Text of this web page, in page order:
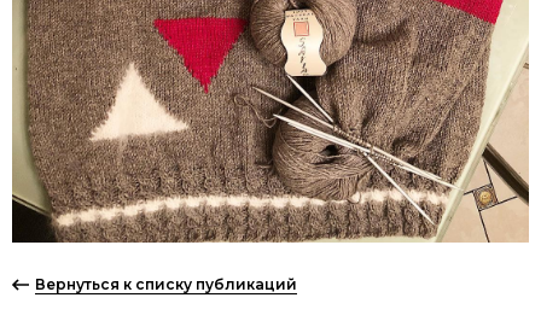
Вернуться к списку публикаций